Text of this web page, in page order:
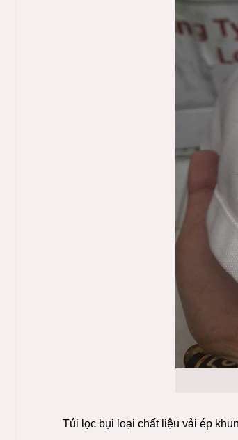
Túi lọc bụi loại chất liệu vải ép